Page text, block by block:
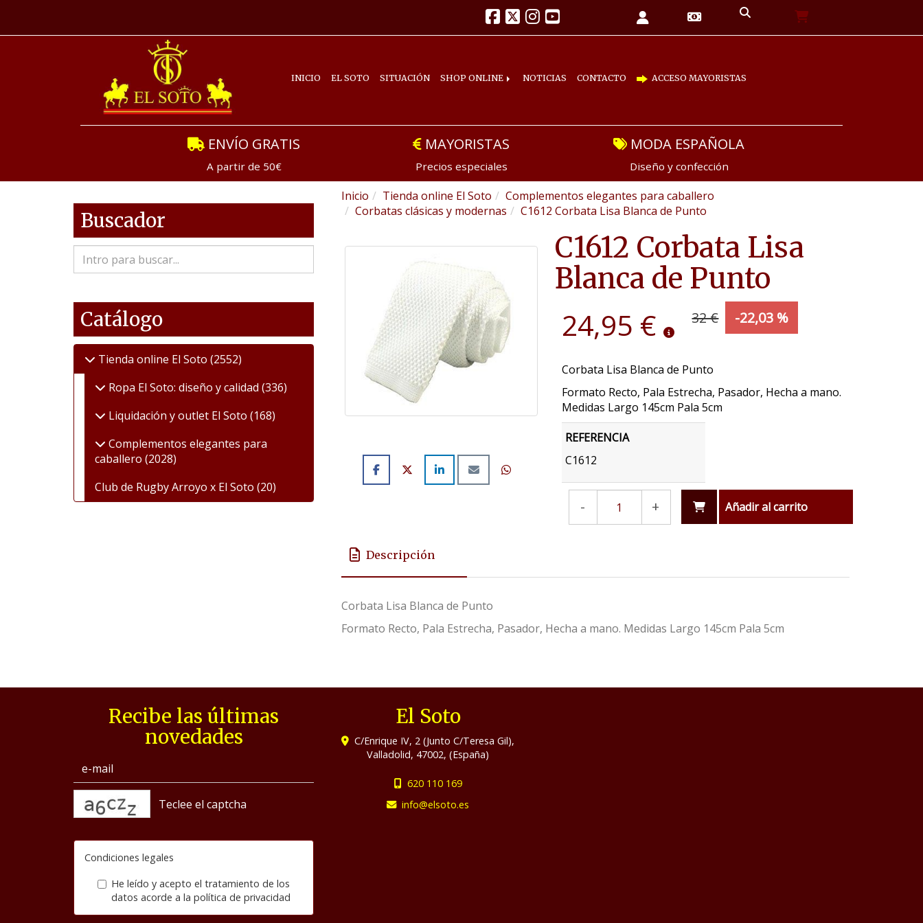
INICIO EL SOTO SITUACIÓN SHOP ONLINE NOTICIAS CONTACTO ACCESO MAYORISTAS
ENVÍO GRATIS
A partir de 50€
MAYORISTAS
Precios especiales
MODA ESPAÑOLA
Diseño y confección
Inicio Tienda online El Soto
Complementos elegantes para caballero
Corbatas clásicas y modernas
C1612 Corbata Lisa Blanca de Punto
C1612 Corbata Lisa
Blanca de Punto
24,95 € 32 € -22,03 %
Corbata Lisa Blanca de Punto
Formato Recto, Pala Estrecha, Pasador, Hecha a mano.
Medidas Largo 145cm Pala 5cm
REFERENCIA
C1612
- + Añadir al carrito
Descripción
Corbata Lisa Blanca de Punto
Formato Recto, Pala Estrecha, Pasador, Hecha a mano. Medidas Largo 145cm Pala 5cm
Buscador
Catálogo
Tienda online El Soto (2552)
Ropa El Soto: diseño y calidad (336)
Liquidación y outlet El Soto (168)
Complementos elegantes para
caballero (2028)
Club de Rugby Arroyo x El Soto (20)
Recibe las últimas
novedades
Condiciones legales
He leído y acepto el tratamiento de los
datos acorde a la política de privacidad
El Soto
C/Enrique IV, 2 (Junto C/Teresa Gil),
Valladolid, 47002,(España)
620 110 169
info
elsoto.es